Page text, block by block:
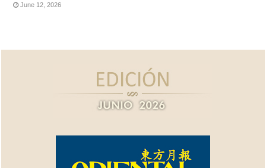
June 12, 2026